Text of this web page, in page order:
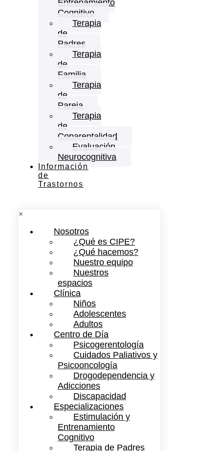
Entrenamiento
Cognitivo
Terapia
de
Padres
Terapia
de
Familia
Terapia
de
Pareja
Terapia
de
Coparentalidad
Evaluación
Neurocognitiva
Información
de
Trastornos
×
Nosotros
¿Qué es CIPE?
¿Qué hacemos?
Nuestro equipo
Nuestros
espacios
Clínica
Niños
Adolescentes
Adultos
Centro de Día
Psicogerentología
Cuidados Paliativos y
Psicooncología
Drogodependencia y
Adicciones
Discapacidad
Especializaciones
Estimulación y
Entrenamiento
Cognitivo
Terapia de Padres